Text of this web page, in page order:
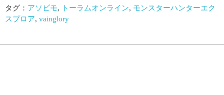
タグ： アソビモ, トーラムオンライン, モンスターハンターエク
スプロア, vainglory